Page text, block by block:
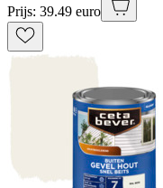
Prijs: 39.49 euro